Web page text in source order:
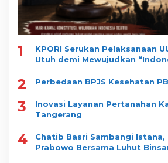
1
KPORI Serukan Pelaksanaan
Utuh demi Mewujudkan
2 Perbedaan BPJS Kesehatan
3
Inovasi Layanan Pertanahan
Tangerang
4
Chatib Basri Sambangi Istana,
Prabowo Bersama Luhut